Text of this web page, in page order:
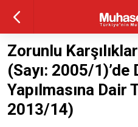
Zorunlu
(Sayı: 2005/
Yapılmasına Dair
2013/14)